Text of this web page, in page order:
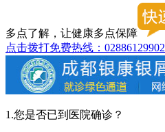
多点了解，让健康多点保障
点击拨打免费热线：02886129902
1.您是否已到医院确诊？